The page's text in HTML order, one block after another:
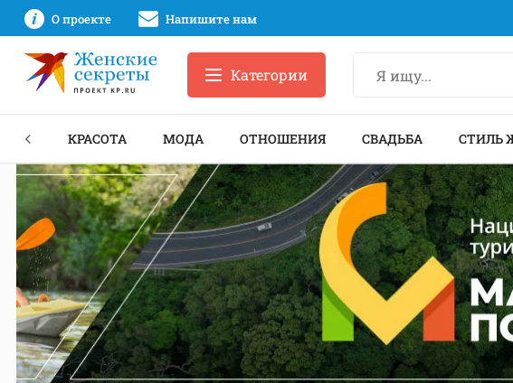
О проекте Напишите нам
Категории
КРАСОТА МОДА ОТНОШЕНИЯ СВАДЬБА СТИЛЬ